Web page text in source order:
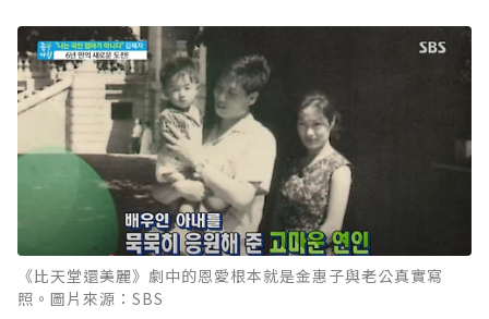
《比天堂還美麗》劇中的恩愛根本就是金惠子與老公真實寫
照。圖片來源：SBS